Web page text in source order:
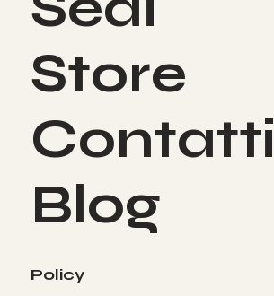
Store
Contatti
Blog
Policy